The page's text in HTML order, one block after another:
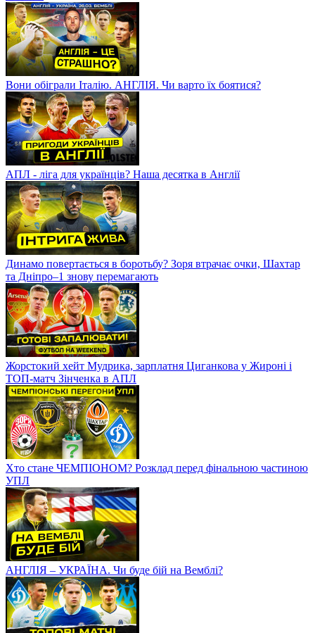
Вони обіграли Італію. АНГЛІЯ. Чи варто їх боятися?
АПЛ - ліга для українців? Наша десятка в Англії
Динамо повертається в боротьбу? Зоря втрачає очки, Шахтар
та Дніпро–1 знову перемагають
Жорстокий хейт Мудрика, зарплатня Циганкова у Жироні і
ТОП-матч Зінченка в АПЛ
Хто стане ЧЕМПІОНОМ? Розклад перед фінальною частиною
УПЛ
АНГЛІЯ – УКРАЇНА. Чи буде бій на Вемблі?